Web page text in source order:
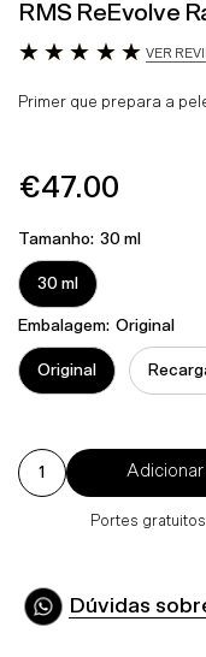
RMS ReEvolve
VER
Primer que prepara a
Preço
€47.00
Tamanho: 30 ml
30 ml
Embalagem: Original
Original
Adicionar
Portes
Dúvidas